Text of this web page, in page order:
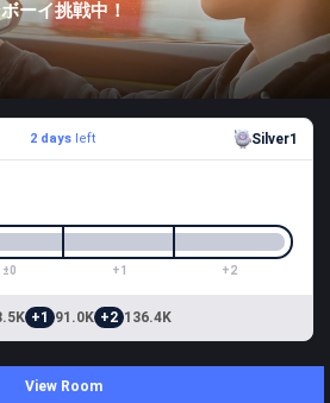
ーイ挑戦中！
2 days left Silver1
±0 +1 +2
+1 91.0K +2 136.4K
View Room